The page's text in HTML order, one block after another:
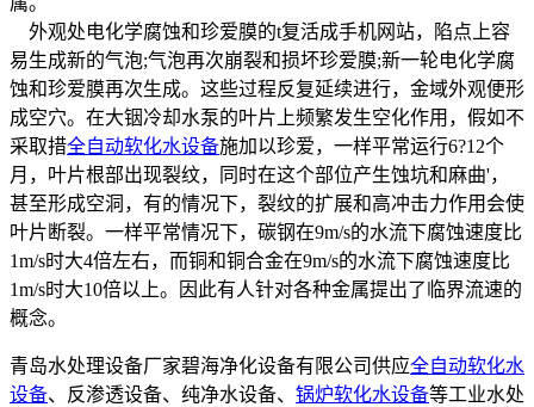
外观处电化学腐蚀和珍爱膜的t复活成手机网站，陷点上容
易生成新的气泡;气泡再次崩裂和损坏珍爱膜;新一轮电化学腐
蚀和珍爱膜再次生成。这些过程反复延续进行，金域外观便形
成空穴。在大铟冷却水泵的叶片上频繁发生空化作用，假如不
采取措全自动软化水设备施加以珍爱，一样平常运行6?12个
月，叶片根部出现裂纹，同时在这个部位产生蚀坑和麻曲'，
甚至形成空洞，有的情况下，裂纹的扩展和高冲击力作用会使
叶片断裂。一样平常情况下，碳钢在9m/s的水流下腐蚀速度比
1m/s时大4倍左右，而铜和铜合金在9m/s的水流下腐蚀速度比
1m/s时大10倍以上。因此有人针对各种金属提出了临界流速的
概念。
青岛水处理设备厂家碧海净化设备有限公司供应全自动软化水
设备、反渗透设备、纯净水设备、 锅炉软化水设备等工业水处